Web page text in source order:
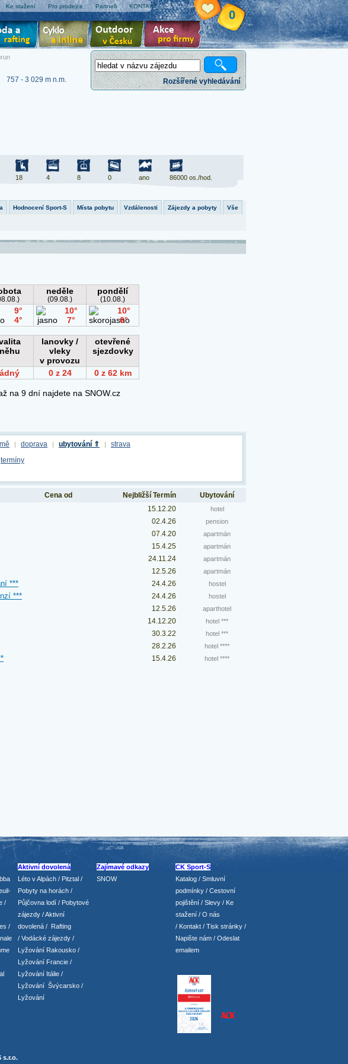
Ke stažení Pro prodejce Partneři KONTAKT
0
Rozšířené vyhledávání
757 - 3 029 m n.m.
18 4 8 0 ano 86000 os./hod.
Hodnocení Sport-S Místa pobytu Vzdálenosti Zájezdy a pobyty Vše
| doprava | ubytování ⇑ | strava
termíny
Cena od Nejbližší Termín Ubytování
15.12.20 hotel
02.4.26 pension
07.4.20 apartmán
15.4.25 apartmán
24.11.24 apartmán
12.5.26 apartmán
*** 24.4.26 hostel
*** 24.4.26 hostel
12.5.26 aparthotel
14.12.20 hotel ***
30.3.22 hotel ***
28.2.26 hotel ****
15.4.26 hotel ****
/
/
Aktivní dovolená
Léto v Alpách / Pitztal /
Pobyty na horách /
Půjčovna lodí / Pobytové
zájezdy /Aktivní
dovolená / Rafting
/ Vodácké zájezdy /
Lyžování Rakousko /
Lyžování Francie /
Lyžování Itálie /
Lyžování Švýcarsko /
Lyžování
Zajímavé odkazy
SNOW
CK Sport-S
Katalog / Smluvní
podmínky / Cestovní
pojištění / Slevy / Ke
stažení / O nás
/ Kontakt / Tisk stránky /
Napište nám / Odeslat
emailem
s.r.o.